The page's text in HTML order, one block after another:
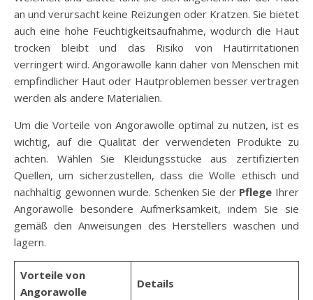
an und verursacht keine Reizungen oder Kratzen. Sie bietet
auch eine hohe Feuchtigkeitsaufnahme, wodurch die Haut
trocken bleibt und das Risiko von Hautirritationen
verringert wird. Angorawolle kann daher von Menschen mit
empfindlicher Haut oder Hautproblemen besser vertragen
werden als andere Materialien.
Um die Vorteile von Angorawolle optimal zu nutzen, ist es
wichtig, auf die Qualität der verwendeten Produkte zu
achten. Wählen Sie Kleidungsstücke aus zertifizierten
Quellen, um sicherzustellen, dass die Wolle ethisch und
nachhaltig gewonnen wurde. Schenken Sie der Pflege Ihrer
Angorawolle besondere Aufmerksamkeit, indem Sie sie
gemäß den Anweisungen des Herstellers waschen und
lagern.
Vorteile von
Angorawolle
Details